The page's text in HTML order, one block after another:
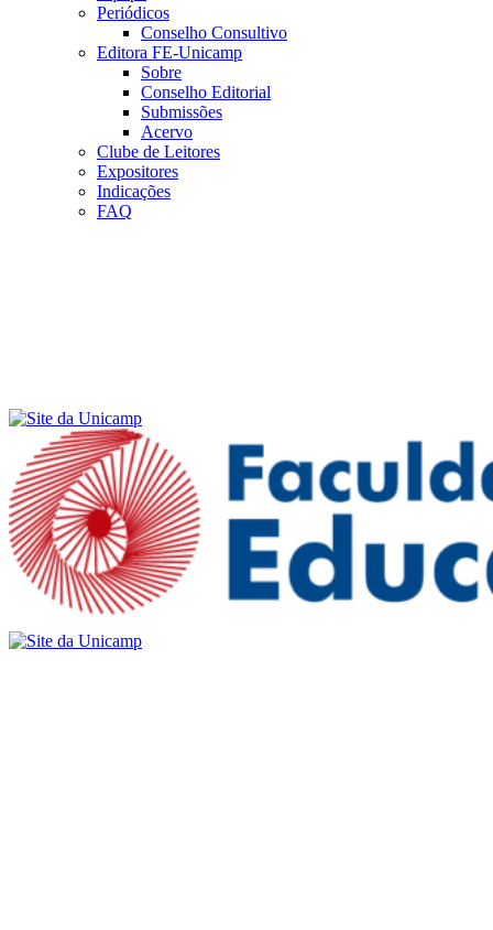
Periódicos
Conselho Consultivo
Editora FE-Unicamp
Sobre
Conselho Editorial
Submissões
Acervo
Clube de Leitores
Expositores
Indicações
FAQ